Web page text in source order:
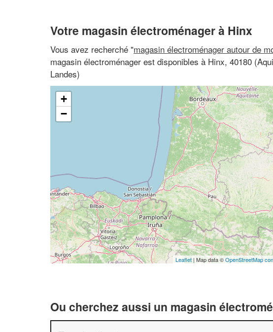
Votre magasin électroménager à Hinx
Vous avez recherché "magasin électroménager autour de
magasin électroménager est disponibles à Hinx, 40180
Landes)
+
−
Leaflet | Map data ©OpenStreetMap
Ou cherchez aussi un magasin